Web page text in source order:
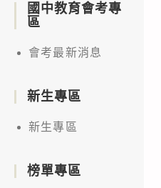
國中教育會考專
區
會考最新消息
新生專區
新生專區
榜單專區